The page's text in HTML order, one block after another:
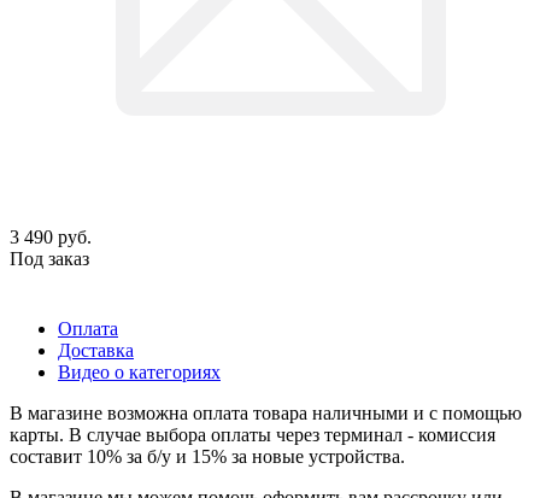
3 490 руб.
Под заказ
Оплата
Доставка
Видео о категориях
В магазине возможна оплата товара наличными и с помощью
карты. В случае выбора оплаты через терминал - комиссия
составит 10% за б/у и 15% за новые устройства.